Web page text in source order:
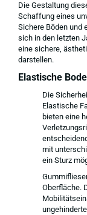
Die Gestaltung
Schaffung eines
Sichere Böden und
sich in den letzten
eine sichere,
darstellen.
Elastische
Die
Elastische
bieten eine
mit
ein Sturz
Oberfläche.